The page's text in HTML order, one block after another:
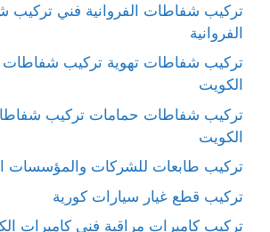
تركيب شفاطات الفروانية فني
الفروانية
تركيب شفاطات تهوية تركيب
الكويت
تركيب شفاطات حمامات تركيب
الكويت
تركيب طابعات للشركات والمؤسسات
تركيب قطع غيار سيارات كورية